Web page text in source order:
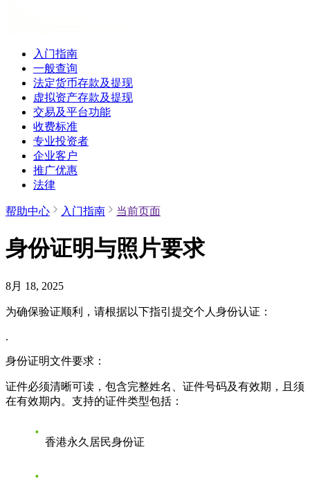
入门指南
一般查询
法定货币存款及提现
虚拟资产存款及提现
交易及平台功能
收费标准
专业投资者
企业客户
推广优惠
法律
帮助中心 入门指南 当前页面
身份证明与照片要求
8月 18, 2025
为确保验证顺利，请根据以下指引提交个人身份认证：
.
身份证明文件要求：
证件必须清晰可读，包含完整姓名、证件号码及有效期，且须
在有效期内。支持的证件类型包括：
香港永久居民身份证